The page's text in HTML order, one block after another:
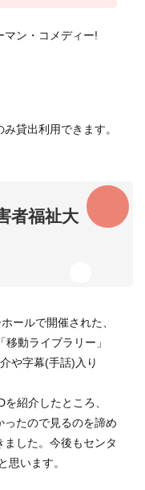
マン・コメディー!
貸出利用できます。​
者福祉大
ールで開催された、
動ライブラリー」
や字幕(手話)入り
紹介したところ、
ったので見るのを諦め
した。今後もセンタ
思います。​